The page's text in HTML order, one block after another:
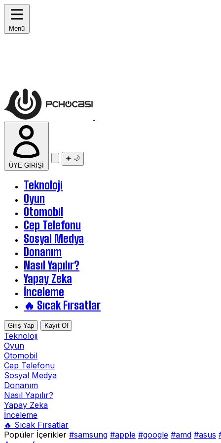
Menü
ÜYE GİRİŞİ
☀️ 🌙
Teknoloji
Oyun
Otomobil
Cep Telefonu
Sosyal Medya
Donanım
Nasıl Yapılır?
Yapay Zeka
İnceleme
🔥 Sıcak Fırsatlar
Giriş Yap Kayıt Ol
Teknoloji
Oyun
Otomobil
Cep Telefonu
Sosyal Medya
Donanım
Nasıl Yapılır?
Yapay Zeka
İnceleme
🔥 Sıcak Fırsatlar
Popüler İçerikler #samsung #apple #google #amd #asus